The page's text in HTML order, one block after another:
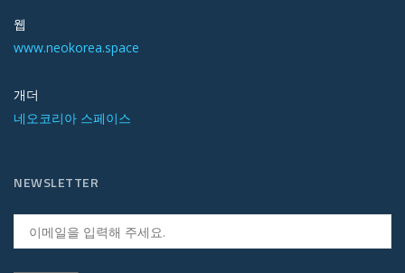
웹
www.neokorea.space
개더
네오코리아 스페이스
NEWSLETTER